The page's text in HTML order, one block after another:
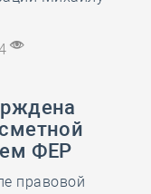
ФЕР
правовой